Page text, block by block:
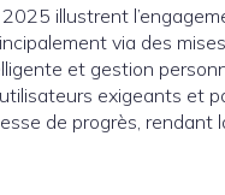
illustrent
via des
et gestion
exigeants et
de progrès,